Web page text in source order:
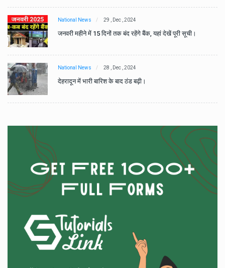
National News 29 , Dec , 2024
जनवरी महीने में 15 दिनों तक बंद रहेंगे बैंक, यहां देखें पूरी सूची।
National News 28 , Dec , 2024
देहरादून में भारी बारिश के बाद ठंड बढ़ी।